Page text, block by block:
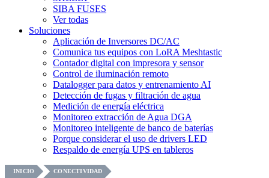
SIBA FUSES
Ver todas
Soluciones
Aplicación de Inversores DC/AC
Comunica tus equipos con LoRA Meshtastic
Contador digital con impresora y sensor
Control de iluminación remoto
Datalogger para datos y entrenamiento AI
Detección de fugas y filtración de agua
Medición de energía eléctrica
Monitoreo extracción de Agua DGA
Monitoreo inteligente de banco de baterías
Porque considerar el uso de drivers LED
Respaldo de energía UPS en tableros
INICIO
CONECTIVIDAD